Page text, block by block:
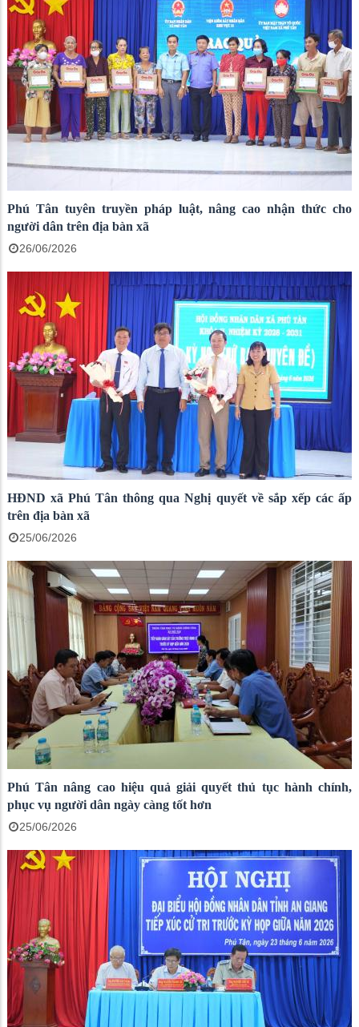
Phú Tân tuyên truyền pháp luật, nâng cao nhận thức cho
người dân trên địa bàn xã
26/06/2026
HĐND xã Phú Tân thông qua Nghị quyết về sắp xếp các ấp
trên địa bàn xã
25/06/2026
Phú Tân nâng cao hiệu quả giải quyết thủ tục hành chính,
phục vụ người dân ngày càng tốt hơn
25/06/2026